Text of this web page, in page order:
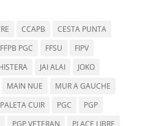
CCAPB
CESTA PUNTA
FFPB PGC FFSU
FIPV
JAI ALAI
JOKO
MAIN NUE
MUR A GAUCHE
PALETA CUIR PGC
PGP
PGP VETERAN PLACE LIBRE